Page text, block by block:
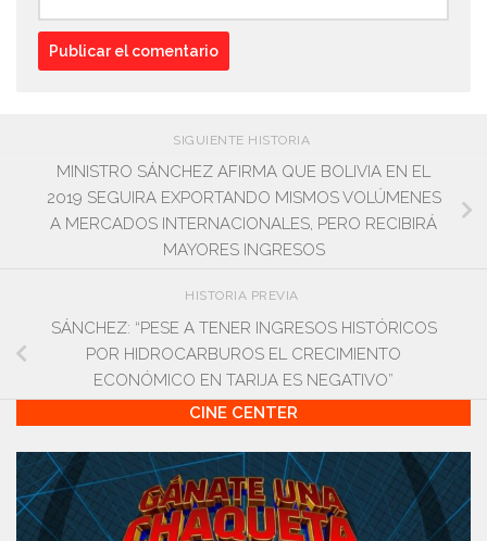
SIGUIENTE HISTORIA
MINISTRO SÁNCHEZ AFIRMA QUE BOLIVIA EN EL
2019 SEGUIRA EXPORTANDO MISMOS VOLÚMENES
A MERCADOS INTERNACIONALES, PERO RECIBIRÁ
MAYORES INGRESOS
HISTORIA PREVIA
SÁNCHEZ: “PESE A TENER INGRESOS HISTÓRICOS
POR HIDROCARBUROS EL CRECIMIENTO
ECONÓMICO EN TARIJA ES NEGATIVO”
CINE CENTER